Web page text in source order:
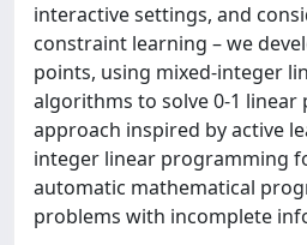
interactive settings, and
constraint learning – we
points, using mixed-integer
algorithms to solve 0-1
approach inspired by active
integer linear programming
automatic mathematical
problems with incomplete